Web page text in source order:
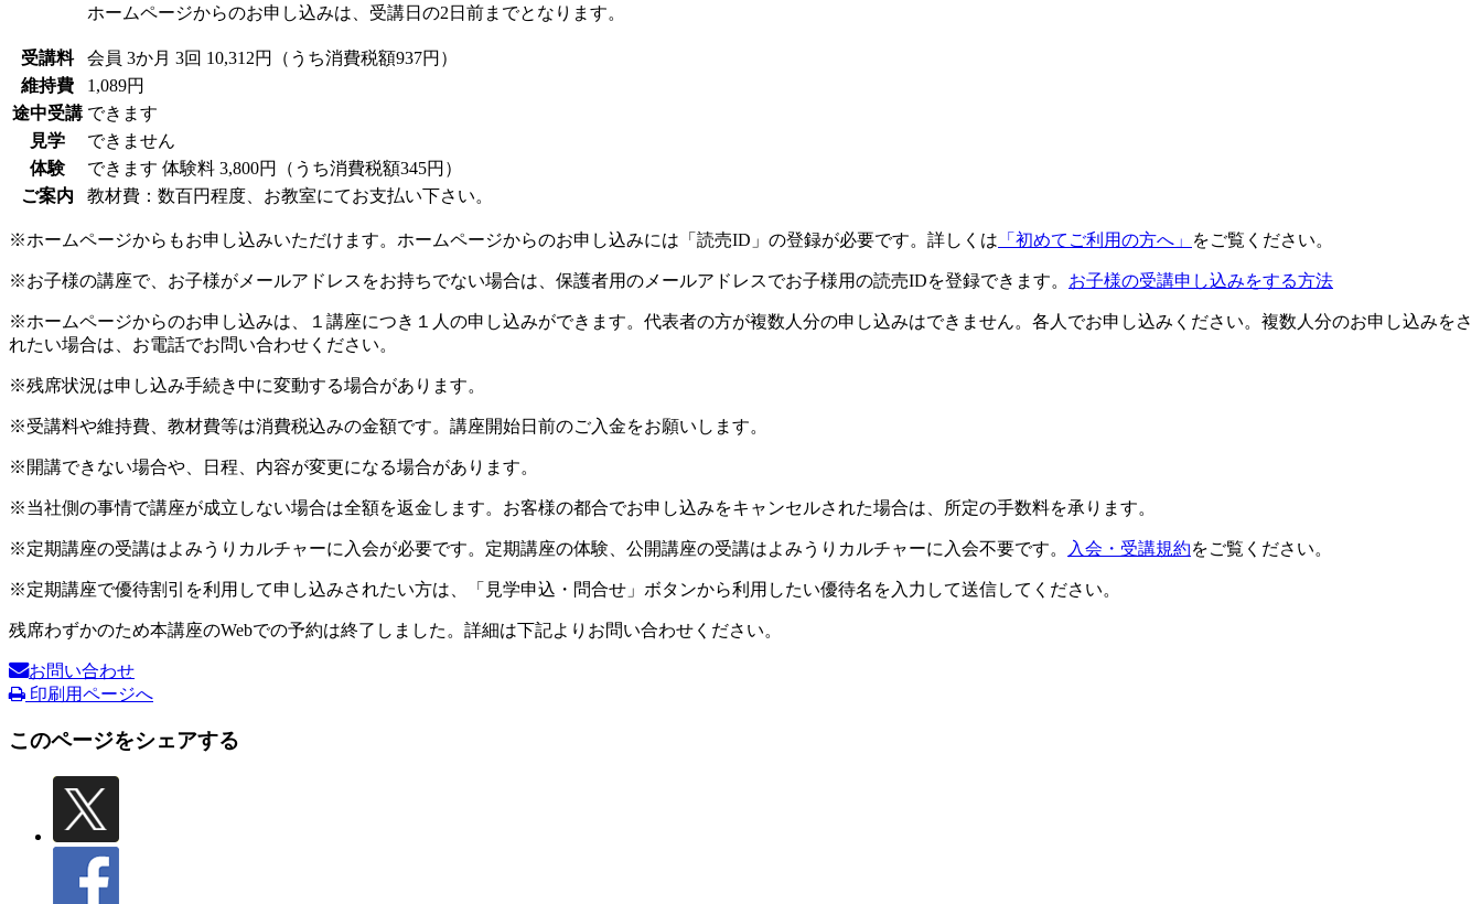
ホームページからのお申し込みは、受講日の2日前までとなります。
受講料 会員 3か月 3回 10,312円（うち消費税額937円）
維持費
1,089円
途中受講 できます
見学
できません
体験
できます 体験料 3,800円（うち消費税額345円）
ご案内
教材費：数百円程度、お教室にてお支払い下さい。
※ホームページからもお申し込みいただけます。ホームページからのお申し込みには「読売ID」の登録が必要です。詳しくは 「初めてご利用の方へ」 をご覧ください。
※お子様の講座で、お子様がメールアドレスをお持ちでない場合は、保護者用のメールアドレスでお子様用の読売IDを登録できます。 お子様の受講申し込みをする方法
※ホームページからのお申し込みは、１講座につき１人の申し込みができます。代表者の方が複数人分の申し込みはできません。各人でお申し込みください。複数人分のお申し込みをさ
れたい場合は、お電話でお問い合わせください。
※残席状況は申し込み手続き中に変動する場合があります。
※受講料や維持費、教材費等は消費税込みの金額です。講座開始日前のご入金をお願いします。
※開講できない場合や、日程、内容が変更になる場合があります。
※当社側の事情で講座が成立しない場合は全額を返金します。お客様の都合でお申し込みをキャンセルされた場合は、所定の手数料を承ります。
※定期講座の受講はよみうりカルチャーに入会が必要です。定期講座の体験、公開講座の受講はよみうりカルチャーに入会不要です。 入会・受講規約をご覧ください。
※定期講座で優待割引を利用して申し込みされたい方は、「見学申込・問合せ」ボタンから利用したい優待名を入力して送信してください。
残席わずかのため本講座のWebでの予約は終了しました。詳細は下記よりお問い合わせください。
お問い合わせ
印刷用ページへ
このページをシェアする